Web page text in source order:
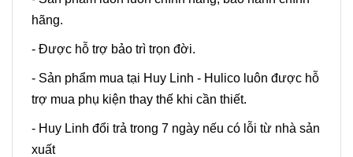
hãng.
- Được hỗ trợ bảo trì trọn đời.
- Sản phẩm mua tại Huy Linh - Hulico luôn được hỗ
trợ mua phụ kiện thay thế khi cần thiết.
- Huy Linh đổi trả trong 7 ngày nếu có lỗi từ nhà sản
xuất